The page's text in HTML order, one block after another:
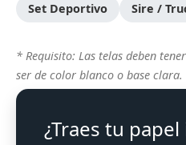
Set Deportivo
Sire /
* Requisito: Las telas deben
ser de color blanco o base clara.
¿Traes tu